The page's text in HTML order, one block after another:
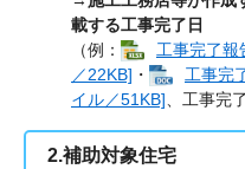
載する工事完了日
（例：
工事完了報
／22KB] ・
工事完
イル／51KB]、工事完
2.補助対象住宅